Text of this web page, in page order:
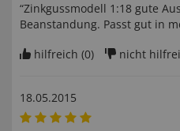
“Zinkgussmodell 1:18 gute
Beanstandung. Passt gut in
hilfreich (0) nicht
18.05.2015